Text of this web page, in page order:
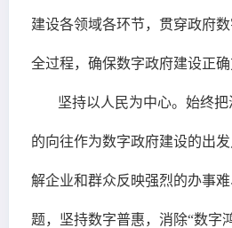
建设各领域各环节，贯穿政府
全过程，确保数字政府建设正确
坚持以人民为中心。始终
的向往作为数字政府建设的出
解企业和群众反映强烈的办事
题，坚持数字普惠，消除“数字